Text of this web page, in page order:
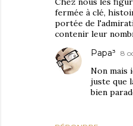
fermée à clé,
portée de
contenir leur
Papa³ 8
Non mais
juste que
bien